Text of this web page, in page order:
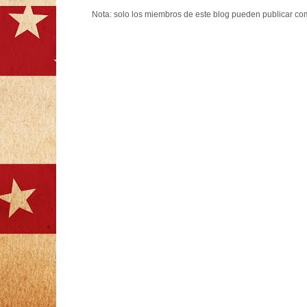
Nota: solo los miembros de este blog pueden publicar